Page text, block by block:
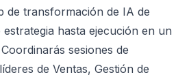
de transformación de IA de
hasta ejecución en un
sesiones de
de Ventas, Gestión de